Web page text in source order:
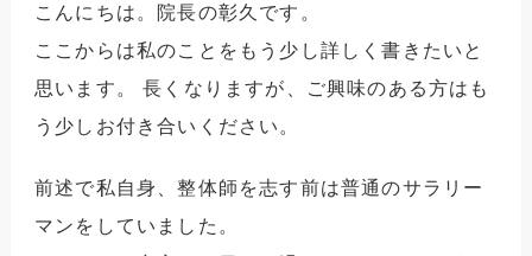
こんにちは。院長の彰久です。
ここからは私のことをもう少し詳しく書きたいと
思います。
長くなりますが、ご興味のある方はも
う少しお付き合いください。
前述で私自身、整体師を志す前は普通のサラリー
マンをしていました。